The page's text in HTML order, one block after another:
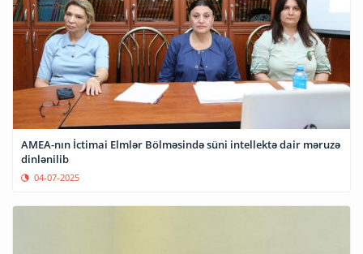
AMEA-nın İctimai Elmlər Bölməsində süni intellektə dair məruzə
dinlənilib
04-07-2025